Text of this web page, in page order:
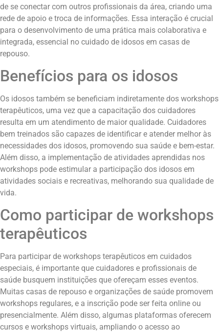
de se conectar com outros profissionais da área, criando uma
rede de apoio e troca de informações. Essa interação é crucial
para o desenvolvimento de uma prática mais colaborativa e
integrada, essencial no cuidado de idosos em casas de
repouso.
Benefícios para os idosos
Os idosos também se beneficiam indiretamente dos workshops
terapêuticos, uma vez que a capacitação dos cuidadores
resulta em um atendimento de maior qualidade. Cuidadores
bem treinados são capazes de identificar e atender melhor às
necessidades dos idosos, promovendo sua saúde e bem-estar.
Além disso, a implementação de atividades aprendidas nos
workshops pode estimular a participação dos idosos em
atividades sociais e recreativas, melhorando sua qualidade de
vida.
Como participar de workshops
terapêuticos
Para participar de workshops terapêuticos em cuidados
especiais, é importante que cuidadores e profissionais de
saúde busquem instituições que ofereçam esses eventos.
Muitas casas de repouso e organizações de saúde promovem
workshops regulares, e a inscrição pode ser feita online ou
presencialmente. Além disso, algumas plataformas oferecem
cursos e workshops virtuais, ampliando o acesso ao